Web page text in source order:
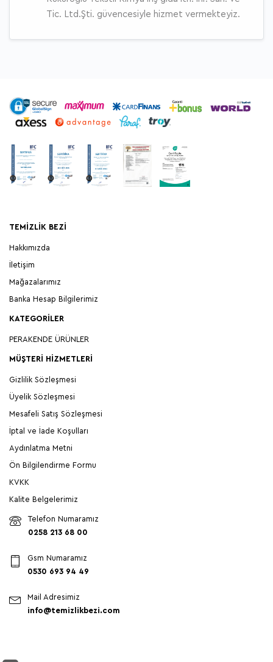
Tic. Ltd.Şti. güvencesiyle hizmet vermekteyiz.
TEMIZLIK BEZI
Hakkımızda
İletişim
Mağazalarımız
Banka Hesap Bilgilerimiz
KATEGORILER
PERAKENDE ÜRÜNLER
MÜŞTERI HIZMETLERI
Gizlilik Sözleşmesi
Üyelik Sözleşmesi
Mesafeli Satış Sözleşmesi
İptal ve İade Koşulları
Aydınlatma Metni
Ön Bilgilendirme Formu
KVKK
Kalite Belgelerimiz
Telefon Numaramız
0258 213 68 00
Gsm Numaramız
0530 693 94 49
Mail Adresimiz
info@temizlikbezi.com